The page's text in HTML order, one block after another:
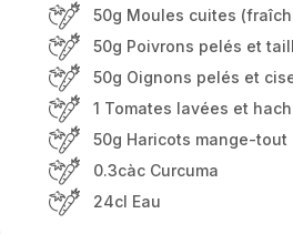
50g Moules cuites
50g Poivrons pelés et
50g Oignons pelés et
1 Tomates lavées et
50g Haricots mange-
0.3càc Curcuma
24cl Eau